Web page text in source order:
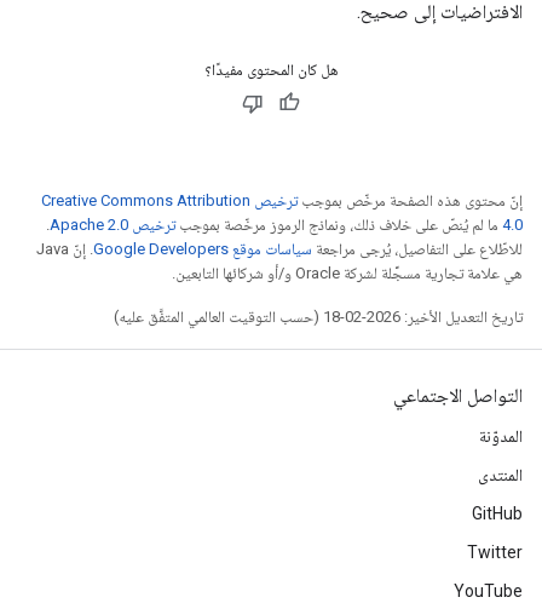
الافتراضيات إلى صحيح.
هل كان المحتوى مفيدًا؟
إنّ محتوى هذه الصفحة مرخّص بموجب
ترخيص Creative Commons Attribution
4.0‏ ما لم يُنصّ على خلاف ذلك، ونماذج الرموز مرخّصة بموجبترخيص Apache 2.0‏
.
للاطّلاع على التفاصيل، يُرجى مراجعة سياسات موقع Google Developers‏
. إنّ Java
هي علامة تجارية مسجَّلة لشركة Oracle و/أو شركائها التابعين.
تاريخ التعديل الأخير: 2026-02-18 (حسب التوقيت العالمي المتفَّق عليه)
التواصل الاجتماعي
المدوّنة
المنتدى
GitHub
Twitter
YouTube